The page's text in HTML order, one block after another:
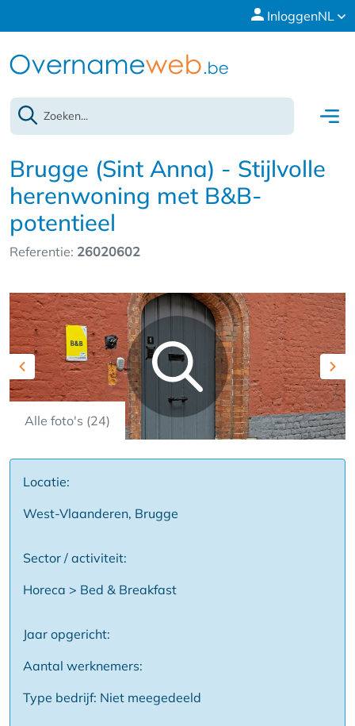
InloggenNL
Brugge (Sint Anna) - Stijlvolle
herenwoning met B&B-
potentieel
Referentie: 26020602
Alle foto's (24)
Previous
Locatie:
West-Vlaanderen, Brugge
Sector / activiteit:
Horeca > Bed & Breakfast
Jaar opgericht:
Aantal werknemers:
Type bedrijf: Niet meegedeeld